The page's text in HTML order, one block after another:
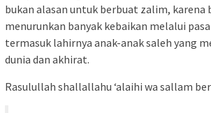
bukan alasan untuk berbuat zalim, karena
menurunkan banyak kebaikan melalui
termasuk lahirnya anak-anak saleh yang
dunia dan akhirat.
Rasulullah shallallahu ‘alaihi wa sallam